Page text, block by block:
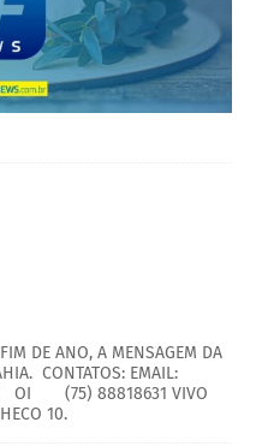
DE ANO, A MENSAGEM DA
CONTATOS: EMAIL:
OI (75) 88818631 VIVO
10.